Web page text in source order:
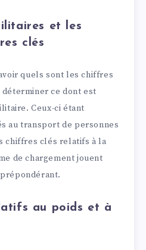
et les
clés
quels sont les chiffres
ce dont est
Ceux-ci étant
au transport de personnes
chiffres clés relatifs à la
de chargement jouent
au poids et à